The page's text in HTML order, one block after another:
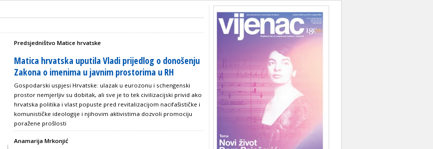
Predsjedništvo Matice hrvatske
Matica hrvatska uputila Vladi prijedlog o donošenju
Zakona o imenima u javnim prostorima u RH
Gospodarski uspjesi Hrvatske: ulazak u eurozonu i schengenski
prostor nemjerljiv su dobitak, ali sve je to tek civilizacijski privid ako
hrvatska politika i vlast popuste pred revitalizacijom nacifašističke i
komunističke ideologije i njihovim aktivistima dozvoli promociju
poražene prošlosti
Anamarija Mrkonjić